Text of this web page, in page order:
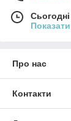
Про нас
Контакти